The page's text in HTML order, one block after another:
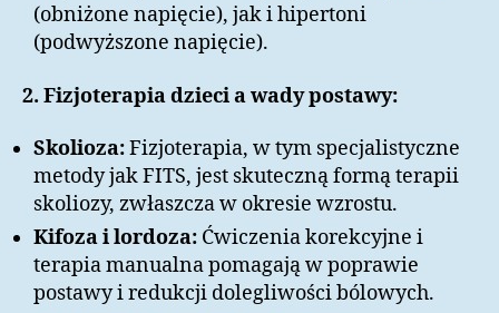
(obniżone napięcie), jak i hipertoni
(podwyższone napięcie).
2. Fizjoterapia dzieci a wady postawy:
Skolioza:Fizjoterapia, w tym specjalistyczne
metody jak FITS, jest skuteczną formą terapii
skoliozy, zwłaszcza w okresie wzrostu.
Kifoza i lordoza: Ćwiczenia korekcyjne i
terapia manualna pomagają w poprawie
postawy i redukcji dolegliwości bólowych.